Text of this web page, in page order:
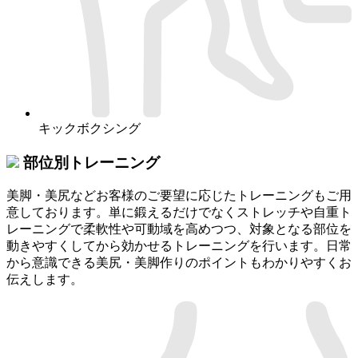
キックボクシング
部位別トレーニング
美脚・美尻などお客様のご要望に応じたトレーニングもご用
意しております。単に鍛えるだけでなくストレッチや自重ト
レーニングで柔軟性や可動域を高めつつ、対象となる部位を
動きやすくしてから効かせるトレーニングを行います。日常
から意識できる美尻・美脚作りのポイントもわかりやすくお
伝えします。